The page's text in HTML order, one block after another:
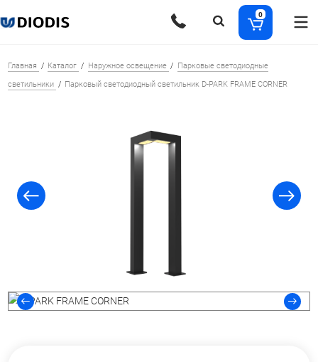
0
Главная Каталог Наружное освещение
Парковые светодиодные
светильники
Парковый светодиодный светильник D-PARK FRAME CORNER